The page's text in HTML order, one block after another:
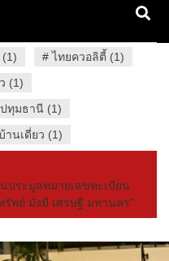
(1) #ไทยควอลิตี้ (1)
(1)
ทุมธานี (1)
านเดี่ยว (1)
ประมูลหมายเลขทะเบียน
รัพย์ มั่งมี เศรษฐี มหานคร”